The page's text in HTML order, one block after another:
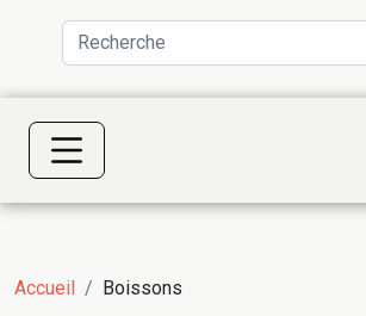
Accueil Boissons